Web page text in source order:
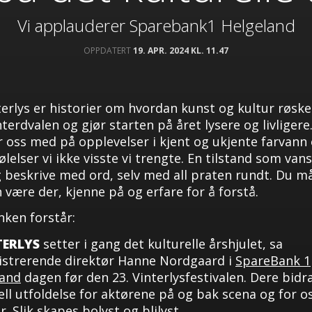
Vi applauderer Sparebank1 Helgeland
OPPDATERT19. APR. 2024 KL. 11.47
er historier om hvordan kunst og kultur
og gjør starten på året lysere og
oss med på opplevelser i kjent og ukjente farvann
vi ikke visste vi trengte. En tilstand som
beskrive med ord, selv med all praten rundt. Du
være der, kjenne på og erfare for å forstå.
forstår:
setter i gang det kulturelle årshjulet, sa
direktør Hanne Nordgaard i SpareBank 1
dagen før den 23. Vinterlysfestivalen. Dere
utfoldelse for aktørene på og bak scena og for